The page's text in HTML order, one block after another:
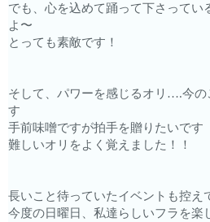
でも、心を込めて踊って下さってい
よ〜
とっても素敵です！
そして、パワーを感じるオリ….今
す
手前味噌ですが拍手を贈りたいです
難しいオリをよく覚えました！！
長いこと待っていたイベントも控え
今度の日曜日、私達らしいフラを楽